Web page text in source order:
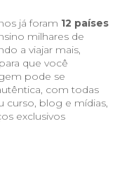
já foram 12 países
milhares de
a viajar mais,
que você
pode se
com todas
curso, blog e mídias,
exclusivos